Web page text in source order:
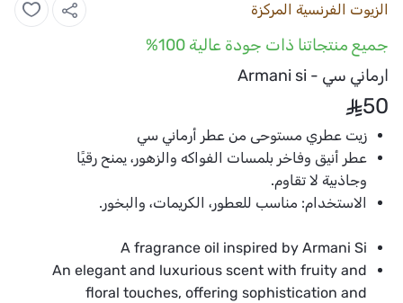
الزيوت الفرنسية المركزة
جميع منتجاتنا ذات جودة عالية 100%
ارماني سي - Armani si
50
زيت عطري مستوحى من عطر أرماني سي
عطر أنيق وفاخر بلمسات الفواكه والزهور، يمنح رقيًا
وجاذبية لا تقاوم.
الاستخدام: مناسب للعطور، الكريمات، والبخور.
A fragrance oil inspired by Armani Si
An elegant and luxurious scent with fruity and
floral touches, offering sophistication and